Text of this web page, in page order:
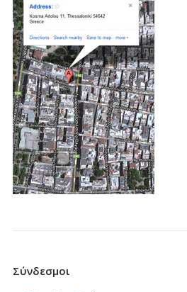
Σύνδεσμοι